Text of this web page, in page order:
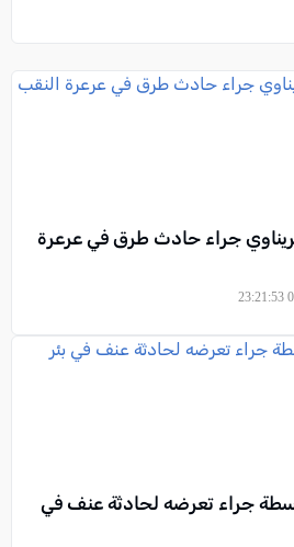
جراء حادث طرق في عرعرة
جراء تعرضه لحادثة عنف في